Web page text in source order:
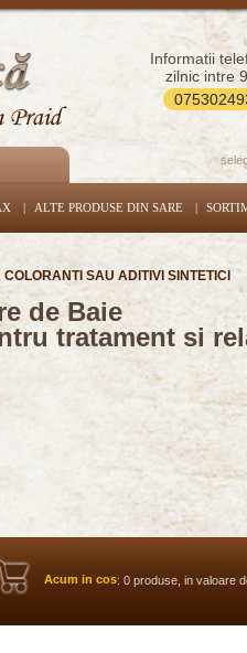
Informatii
zilnic intre
| ALTE PRODUSE DIN SARE |
COLORANTI SAU ADITIVI SINTETICI
de Baie
tratament si
Acum in cos: 0 produse, in valoare